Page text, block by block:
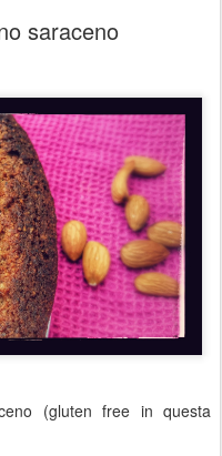
saraceno
(gluten free in questa